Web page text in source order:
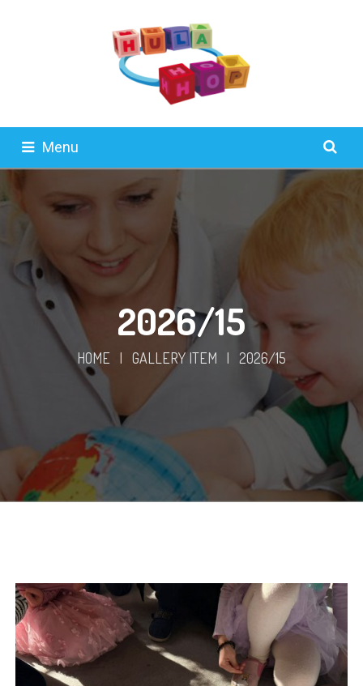
Menu
2026/15
HOME | GALLERY ITEM | 2026/15